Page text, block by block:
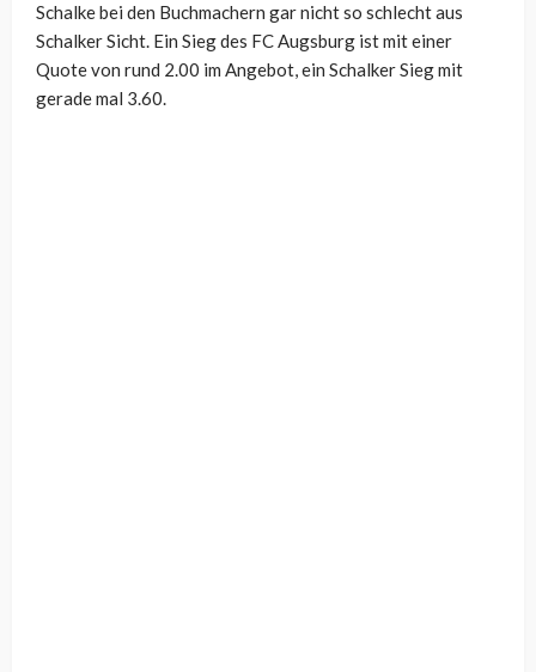
Schalke bei den Buchmachern gar nicht so schlecht aus
Schalker Sicht. Ein Sieg des FC Augsburg ist mit einer
Quote von rund 2.00 im Angebot, ein Schalker Sieg mit
gerade mal 3.60.